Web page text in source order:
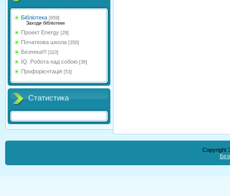
Бібліотека [659]
Заходи бібліотеки
Проект Energy [29]
Початкова школа [350]
Безпека!!! [110]
IQ. Робота над собою [36]
Профорієнтація [53]
Статистика
Copyright